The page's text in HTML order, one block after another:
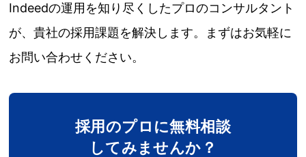
Indeedの運用を知り尽くしたプロのコンサルタント
が、貴社の採用課題を解決します。まずはお気軽に
お問い合わせください。
採用のプロに無料相談
してみませんか？